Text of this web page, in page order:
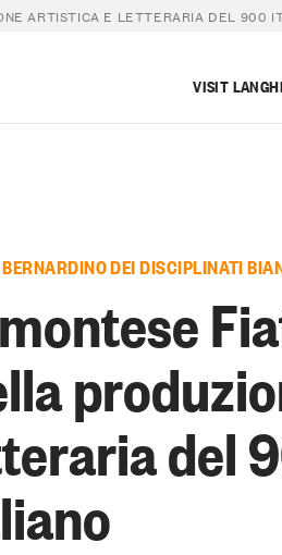
ARTISTICA E LETTERARIA DEL 900
VISIT
DEI DISCIPLINATI
del